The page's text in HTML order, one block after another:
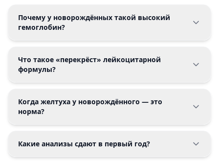
Почему у новорождённых такой высокий
гемоглобин?
Что такое «перекрёст» лейкоцитарной
формулы?
Когда желтуха у новорождённого — это
норма?
Какие анализы сдают в первый год?